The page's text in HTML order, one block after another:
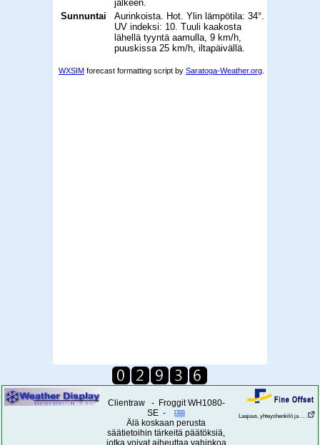
Clientraw - Froggit WH1080-
SE -
Älä koskaan perusta
säätietoihin tärkeitä päätöksiä,
jotka voivat aiheuttaa vahinkoa
Laajuus, yhteyshenkilö ja . . .